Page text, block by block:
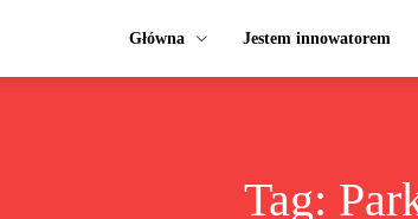
Główna Jestem innowatorem
Tag: